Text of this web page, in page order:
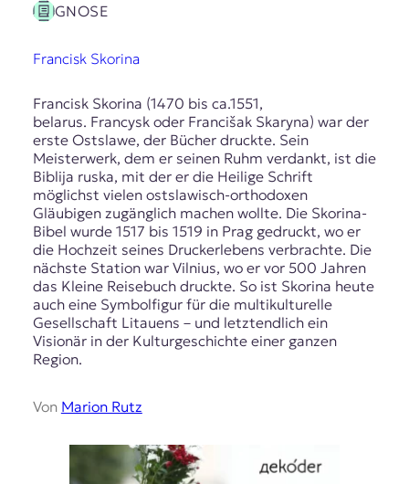
GNOSE
Francisk Skorina
Francisk Skorina (1470 bis ca.1551,
belarus. Francysk oder Francišak Skaryna) war der
erste Ostslawe, der Bücher druckte. Sein
Meisterwerk, dem er seinen Ruhm verdankt, ist die
Biblija ruska, mit der er die Heilige Schrift
möglichst vielen ostslawisch-orthodoxen
Gläubigen zugänglich machen wollte. Die Skorina-
Bibel wurde 1517 bis 1519 in Prag gedruckt, wo er
die Hochzeit seines Druckerlebens verbrachte. Die
nächste Station war Vilnius, wo er vor 500 Jahren
das Kleine Reisebuch druckte. So ist Skorina heute
auch eine Symbolfigur für die multikulturelle
Gesellschaft Litauens – und letztendlich ein
Visionär in der Kulturgeschichte einer ganzen
Region.
Von Marion Rutz